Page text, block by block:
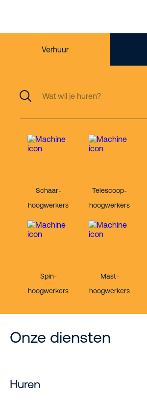
Verhuur
Schaar-
hoogwerkers
Telescoop-
hoogwerkers
Spin-
hoogwerkers
Mast-
hoogwerkers
Onze diensten
Huren